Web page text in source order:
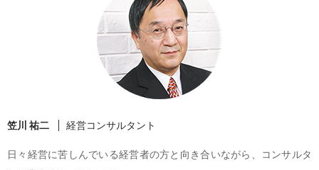
笠川 祐二 経営コンサルタント
日々経営に苦しんでいる経営者の方と向き合いながら、コンサルタ